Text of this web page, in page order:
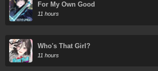
For My Own Good
11 hours
Who's That Girl?
11 hours